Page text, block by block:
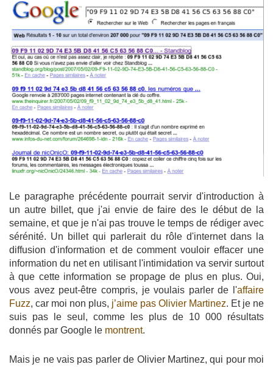
Le paragraphe précédente pourrait servir d'introduction à
un autre billet, que j'ai envie de faire des le début de la
semaine, et que je n'ai pas trouve le temps de rédiger avec
sérénité. Un billet qui parlerait du rôle d'internet dans la
diffusion d'information et de comment vouloir effacer une
information du net en utilisant l'intimidation va servir surtout
à que cette information se propage de plus en plus. Oui,
vous avez peut-être compris, je voulais parler de l'affaire
Fuzz, car moi non plus, j’aime pas Olivier Martinez. Et je ne
suis pas le seul, comme les plus de 10 000 résultats
donnés par Google le montrent.
Mais je ne vais pas parler de Olivier Martinez, qui pour moi